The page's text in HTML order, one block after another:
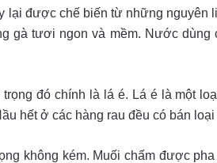
lại được chế biến từ những nguyên
gà tươi ngon và mềm. Nước
đó chính là lá é. Lá é là một
hết ở các hàng rau đều có bán
không kém. Muối chấm được